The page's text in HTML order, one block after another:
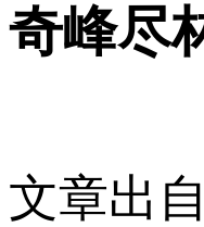
奇峰尽
文章出